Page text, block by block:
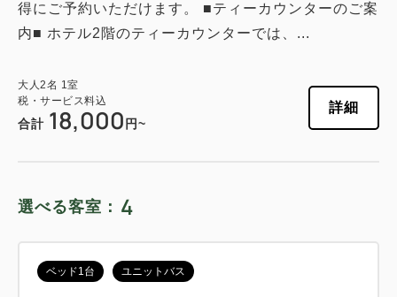
税・サービス料込
日付を選択
得にご予約いただけます。 ■ティーカウンターのご案
内■ ホテル2階のティーカウンターでは、...
大人2名 1室
税・サービス料込
合計 18,000 円~
詳細
選べる客室： 4
ベッド1台 ユニットバス